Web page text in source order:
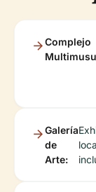
Complejo
Galería
de
Arte: